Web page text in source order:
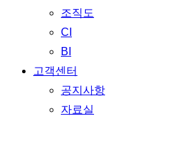
조직도
CI
BI
고객센터
공지사항
자료실